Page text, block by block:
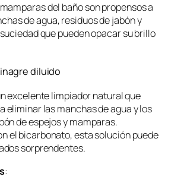
del baño son propensos a
de agua, residuos de jabón y
que pueden opacar su brillo
diluido
excelente limpiador natural que
eliminar las manchas de agua y los
de espejos y mamparas.
el bicarbonato, esta solución puede
sorprendentes.
: